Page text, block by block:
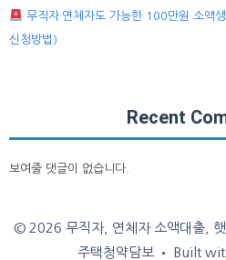
무직자·연체자도 가능한 100만원 소액
신청방법)
Recent
보여줄 댓글이 없습니다.
© 2026 무직자, 연체자 소액대출,
주택청약담보 • Built